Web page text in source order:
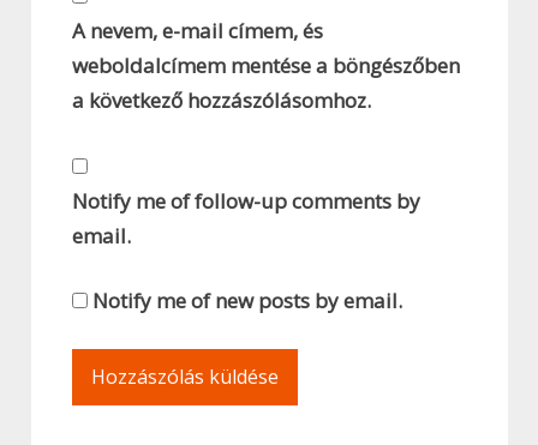
A nevem, e-mail címem, és
weboldalcímem mentése a böngészőben
a következő hozzászólásomhoz.
Notify me of follow-up comments by
email.
Notify me of new posts by email.